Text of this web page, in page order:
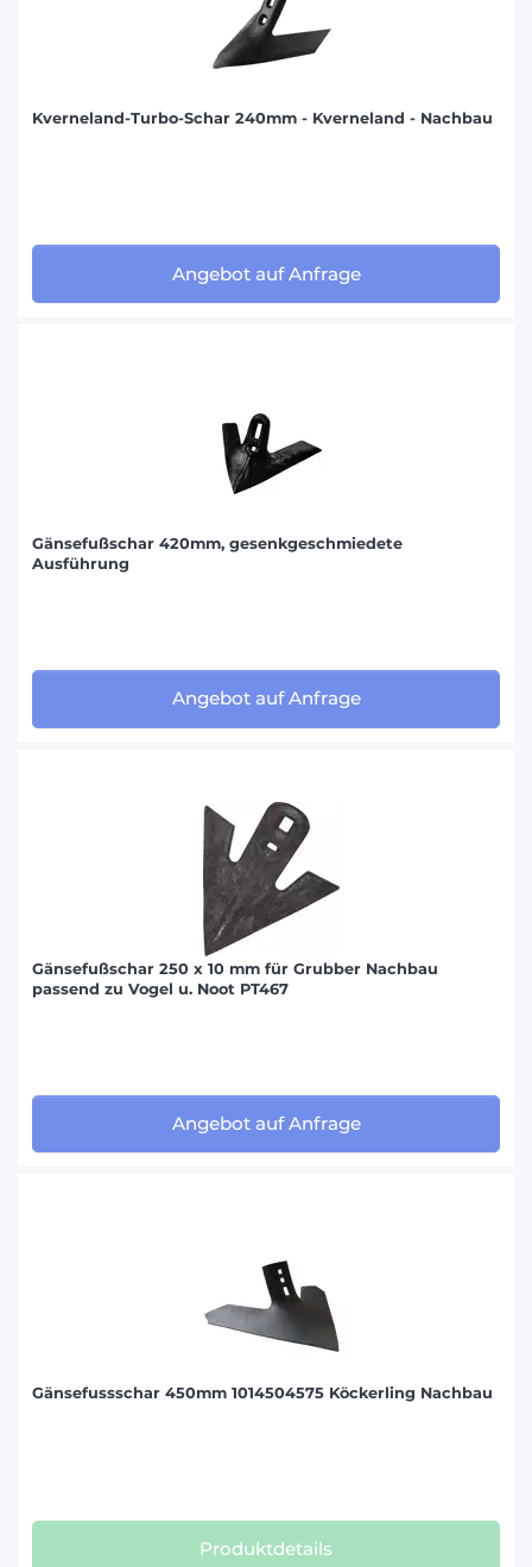
Kverneland-Turbo-Schar 240mm - Kverneland - Nachbau
Angebot auf Anfrage
Gänsefußschar 420mm, gesenkgeschmiedete
Ausführung
Angebot auf Anfrage
Gänsefußschar 250 x 10 mm für Grubber Nachbau
passend zu Vogel u. Noot PT467
Angebot auf Anfrage
Gänsefussschar 450mm 1014504575 Köckerling Nachbau
Produktdetails